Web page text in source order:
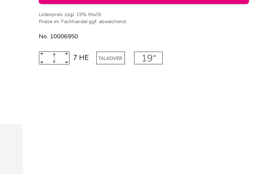
Listenpreis zzgl. 19% MwSt.
Preise im Fachhandel ggf. abweichend.
No. 10006950
7 HE